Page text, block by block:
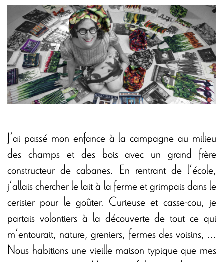
J’ai passé mon enfance à la campagne au milieu
des champs et des bois avec un grand frère
constructeur de cabanes. En rentrant de l’école,
j’allais chercher le lait à la ferme et grimpais dans le
cerisier pour le goûter. Curieuse et casse-cou, je
partais volontiers à la découverte de tout ce qui
m’entourait, nature, greniers, fermes des voisins, ...
Nous habitions une vieille maison typique que mes